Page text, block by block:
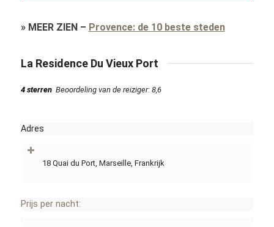
» MEER ZIEN– Provence: de 10 beste steden
La Residence Du Vieux Port
4 sterren Beoordeling van de reiziger: 8,6
Adres
18 Quai du Port, Marseille, Frankrijk
Prijs per nacht: